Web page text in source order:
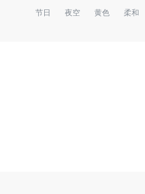
节日 夜空 黄色 柔和